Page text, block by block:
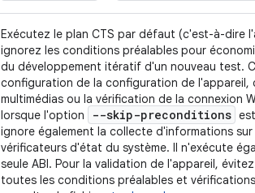
Exécutez le plan CTS par défaut (c'est-à-dire
ignorez les conditions préalables pour
du développement itératif d'un nouveau test.
configuration de la configuration de l'appareil,
multimédias ou la vérification de la connexion
lorsque l'option
--skip-preconditions
ignore également la collecte d'informations
vérificateurs d'état du système. Il n'exécute
seule ABI. Pour la validation de l'appareil,
toutes les conditions préalables et